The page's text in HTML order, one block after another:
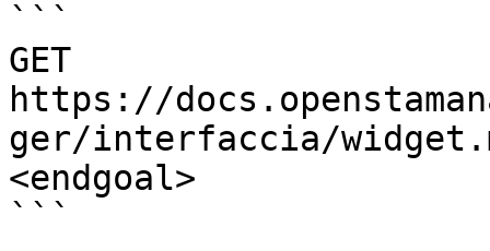
```
GET
https://
ger/interfaccia/
<endgoal>
```